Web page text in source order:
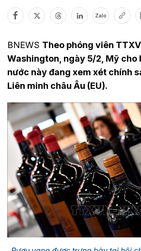
Zalo
BNEWS Theo phóng viên
Washington, ngày 5/2, Mỹ cho
nước này đang xem xét chính
Liên minh châu Âu (EU).